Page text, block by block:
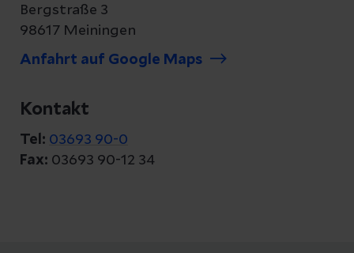
Bergstraße 3
98617 Meiningen
Anfahrt auf Google Maps
Kontakt
Tel: 03693 90-0
Fax: 03693 90-12 34